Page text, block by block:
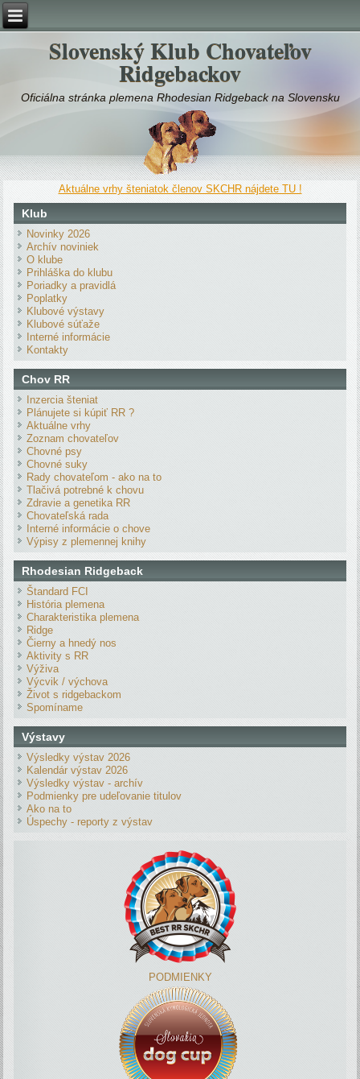
Slovenský Klub Chovateľov
Ridgebackov
Oficiálna stránka plemena Rhodesian Ridgeback na Slovensku
Aktuálne vrhy šteniatok členov SKCHR nájdete TU !
Klub
Novinky 2026
Archív noviniek
O klube
Prihláška do klubu
Poriadky a pravidlá
Poplatky
Klubové výstavy
Klubové súťaže
Interné informácie
Kontakty
Chov RR
Inzercia šteniat
Plánujete si kúpiť RR ?
Aktuálne vrhy
Zoznam chovateľov
Chovné psy
Chovné suky
Rady chovateľom - ako na to
Tlačivá potrebné k chovu
Zdravie a genetika RR
Chovateľská rada
Interné informácie o chove
Výpisy z plemennej knihy
Rhodesian Ridgeback
Štandard FCI
História plemena
Charakteristika plemena
Ridge
Čierny a hnedý nos
Aktivity s RR
Výživa
Výcvik / výchova
Život s ridgebackom
Spomíname
Výstavy
Výsledky výstav 2026
Kalendár výstav 2026
Výsledky výstav - archív
Podmienky pre udeľovanie titulov
Ako na to
Úspechy - reporty z výstav
PODMIENKY